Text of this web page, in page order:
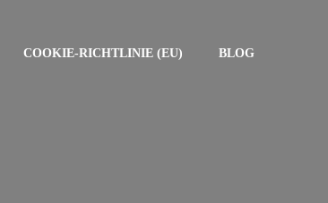
COOKIE-RICHTLINIE (EU) BLOG